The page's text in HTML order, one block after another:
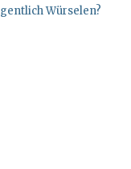
Würselen?